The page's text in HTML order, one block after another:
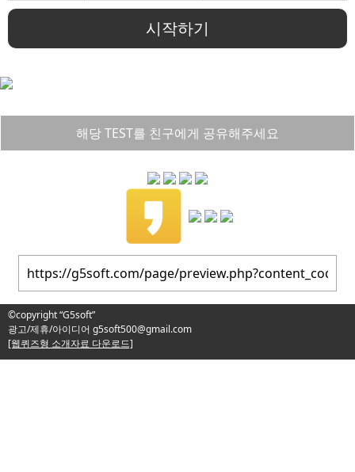
시작하기
해당 TEST를 친구에게 공유해주세요
©copyright “G5soft”
광고/제휴/아이디어 g5soft500@gmail.com
[웹퀴즈형 소개자료 다운로드]